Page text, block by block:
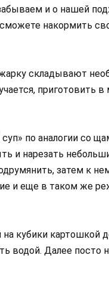
и о нашей
накормить
складывают
приготовить
по аналогии со
и нарезать
затем к
и еще в таком же
кубики картошкой
водой. Далее